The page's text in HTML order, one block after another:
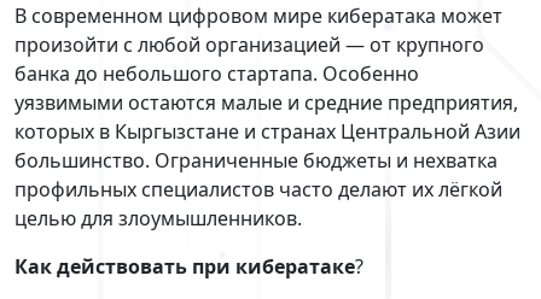
В современном цифровом мире кибератака может
произойти с любой организацией — от крупного
банка до небольшого стартапа. Особенно
уязвимыми остаются малые и средние предприятия,
которых в Кыргызстане и странах Центральной Азии
большинство. Ограниченные бюджеты и нехватка
профильных специалистов часто делают их лёгкой
целью для злоумышленников.
Как действовать при кибератаке?